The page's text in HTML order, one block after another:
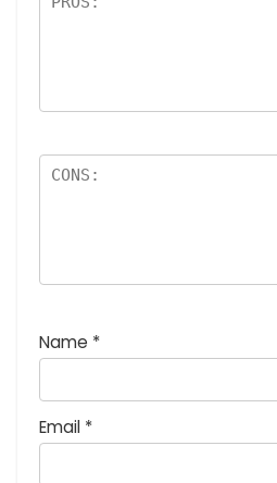
Name *
Email *